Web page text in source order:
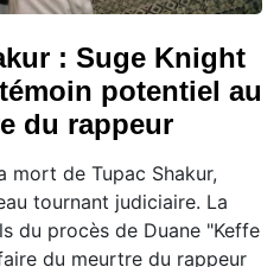
: Suge Knight
potentiel au
du rappeur
mort de Tupac Shakur,
tournant judiciaire. La
du procès de Duane "Keffe
du meurtre du rappeur